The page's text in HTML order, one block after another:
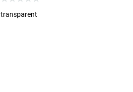
transparent